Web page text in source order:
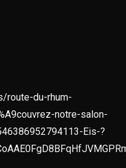
route-du-rhum-
notre-salon-
Eis-?